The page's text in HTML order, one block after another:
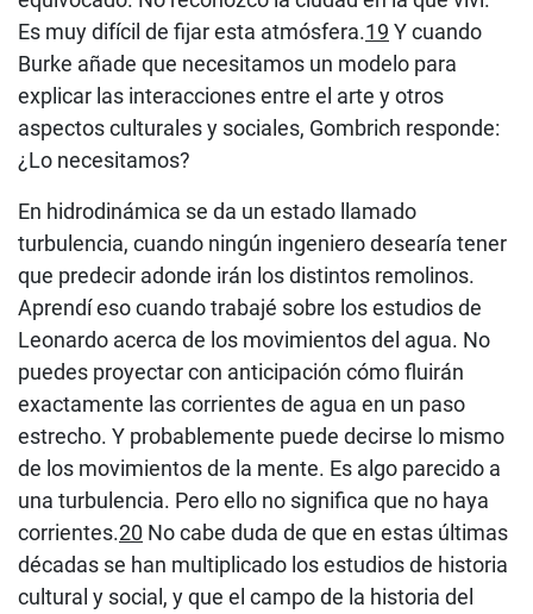
Es muy difícil de fijar esta atmósfera.19 Y cuando
Burke añade que necesitamos un modelo para
explicar las interacciones entre el arte y otros
aspectos culturales y sociales, Gombrich responde:
¿Lo necesitamos?
En hidrodinámica se da un estado llamado
turbulencia, cuando ningún ingeniero desearía tener
que predecir adonde irán los distintos remolinos.
Aprendí eso cuando trabajé sobre los estudios de
Leonardo acerca de los movimientos del agua. No
puedes proyectar con anticipación cómo fluirán
exactamente las corrientes de agua en un paso
estrecho. Y probablemente puede decirse lo mismo
de los movimientos de la mente. Es algo parecido a
una turbulencia. Pero ello no significa que no haya
corrientes.20 No cabe duda de que en estas últimas
décadas se han multiplicado los estudios de historia
cultural y social, y que el campo de la historia del